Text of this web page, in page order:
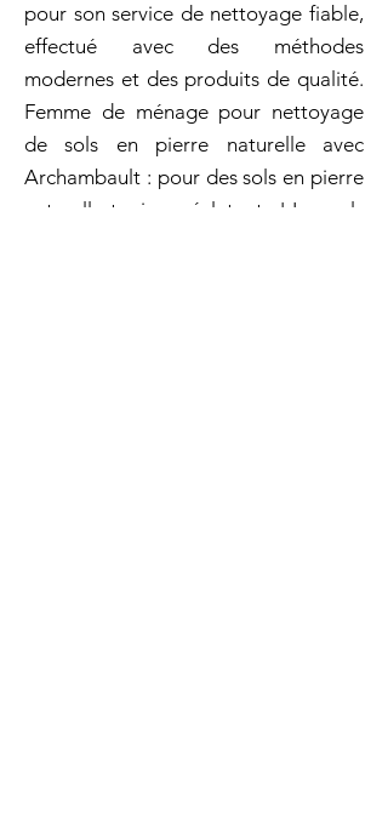
pour son service de nettoyage fiable,
effectué avec des méthodes
modernes et des produits de qualité.
Femme de ménage pour nettoyage
de sols en pierre naturelle avec
Archambault : pour des sols en pierre
naturelle toujours éclatants ! Les sols